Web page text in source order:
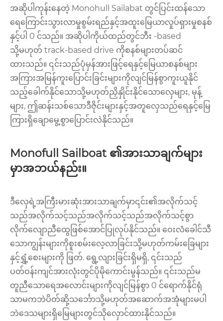
အဆိုပါကုန်းနေတဲ့ Monohull Sailabat တွင်ပြင်းထန်သော
ရေကြောင်းသွားလာမှုစွမ်းရည်နှင့်အထူးမြေယာလှုပ်ရှားမှုစနစ်
နှင့်ပါ 0 င်သည်။ အဆိုပါကိုယ်ထည်တွင်ဘီး -based
သို့မဟုတ် track-based drive ကိုစနစ်များတပ်ဆင်
ထားသည်။ ၎င်းသည်ပုံမှန်အားဖြင့်ရေနှင့်မြေယာစနစ်များ
အကြားအမြန်ကူးပြောင်းခြင်းများကိုလျင်မြန်စွာကူးယူနိုင်
သည့်ခေါက်နိုင်သောသို့မဟုတ်ညှိနှိုင်းနိုင်သောလှေများ, မုန့်
များ, ဤဆန်းသစ်သောဒီဇိုင်းများနှင့်အတူလှေသည်ရေနှင့်မြေ
ကြားရှိချောမွေ့စွာပြောင်းလဲနိုင်သည်။
Monofull Sailboat ၏အားသာချက်များ
မှာအဘယ်နည်း။
ဒီလှေရဲ့အကြီးမားဆုံးအားသာချက်မှာ၎င်း၏အလိုက်သင့်
သည်အလိုက်သင့်သည်အလိုက်သင့်သည်အလိုက်သင့်စွာ
လိုက်လျောညီထွေဖြစ်အောင်ပြုလုပ်နိုင်သည်။ ဝေးလံခေါင်သီ
သောကျွန်းများကိုစူးစမ်းလေ့လာခြင်းသို့မဟုတ်ကမ်းခြေများ
နှင့်ရွှံ့စေးများကို ဖြတ်. ရွေ့လျားခြင်းရှိမရှိ, ၎င်းသည်
ပတ်ဝန်းကျင်အားလုံးတွင်ပိုမိုကောင်းမွန်သည်။ ၎င်းသည်မ
တူညီသောရေအလောင်းများကိုလျင်မြန်စွာ 0 င်ရောက်နိုင်ရုံ
သာမကဘဲပိတ်ဆို့သင်္ဘောသို့မဟုတ်အဆောက်အအုံများမပါ
ဘဲဒေသများရှိမြေများတွင်သိုလှောင်ထားနိုင်သည်။